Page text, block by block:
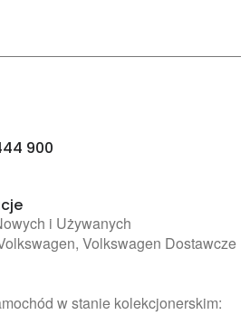
900
i Używanych
Volkswagen Dostawcze
w stanie kolekcjonerskim: